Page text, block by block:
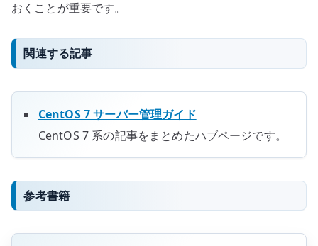
おくことが重要です。
関連する記事
CentOS 7 サーバー管理ガイド
CentOS 7 系の記事をまとめたハブページです。
参考書籍